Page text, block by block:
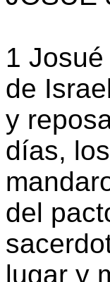
1
de
y
días,
del
lugar y